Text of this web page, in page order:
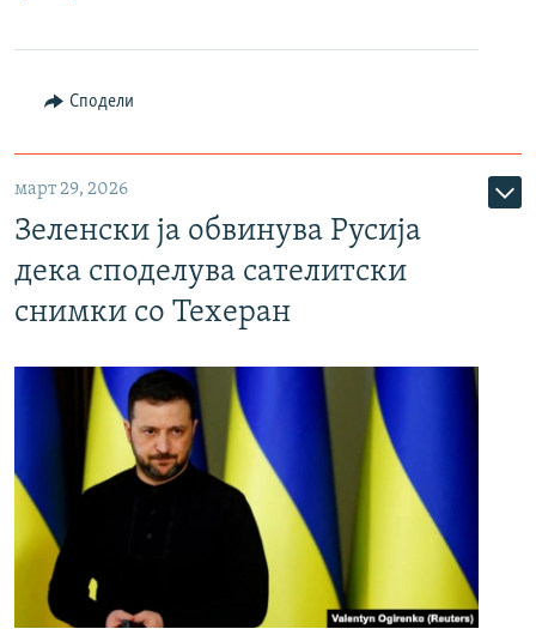
Сподели
март 29, 2026
Зеленски ја обвинува Русија
дека споделува сателитски
снимки со Техеран